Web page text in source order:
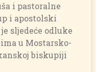
i pastoralne
i apostolski
sljedeće odluke
u Mostarsko-
biskupiji